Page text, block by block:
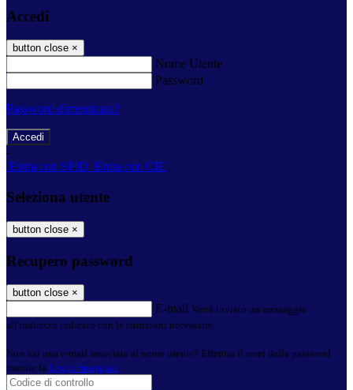
Accedi
button close ×
Nome Utente
Password
Password dimenticata?
-
Entra con SPID Entra con CIE
Seleziona utente
button close ×
Recupero password
button close ×
E-mail Verrà inviato un messaggio
all'indirizzo indicato con le istruzioni necessarie.
Non hai una e-mail associata al nome utente? Effettua il reset della password
tramite la Login Spaggiari